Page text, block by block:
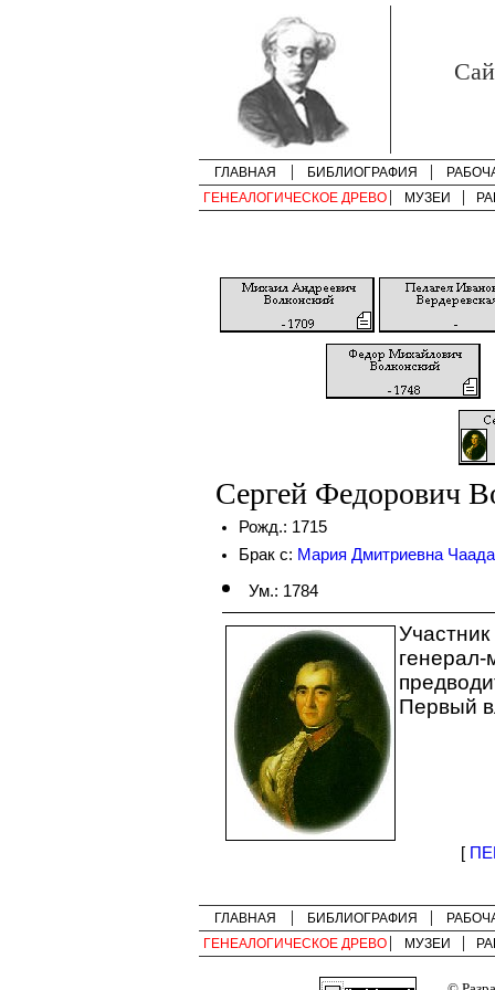
ГЛАВНАЯ БИБЛИОГРАФИЯ
ГЕНЕАЛОГИЧЕСКОЕ ДРЕВО
МУЗЕИ
Сергей Федорович
Рожд.: 1715
Брак с: Мария Дмитриевна
Ум.: 1784
Первый
[
ГЛАВНАЯ БИБЛИОГРАФИЯ
ГЕНЕАЛОГИЧЕСКОЕ ДРЕВО
МУЗЕИ